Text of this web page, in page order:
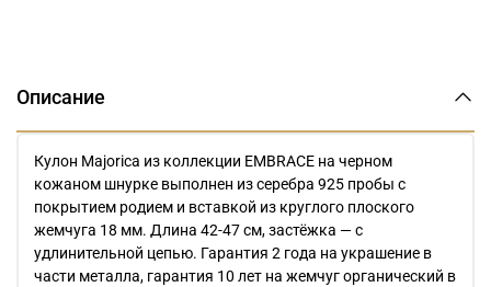
Описание
Кулон Majorica из коллекции EMBRACE на черном
кожаном шнурке выполнен из серебра 925 пробы с
покрытием родием и вставкой из круглого плоского
жемчуга 18 мм. Длина 42-47 см, застёжка — с
удлинительной цепью. Гарантия 2 года на украшение в
части металла, гарантия 10 лет на жемчуг органический в